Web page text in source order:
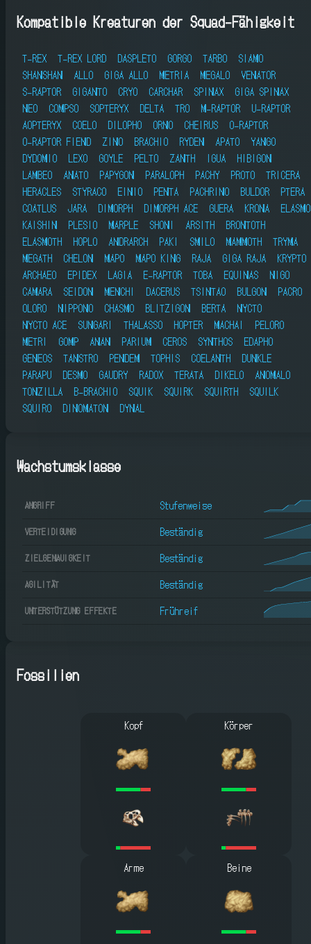
Kompatible Kreaturen der Squad-Fähigkeit
T-REX T-REX LORD DASPLETO GORGO TARBO
SIAMO
SHANSHAN
ALLO GIGA ALLO METRIA MEGALO
VENATOR
S-RAPTOR
GIGANTO CRYO CARCHAR SPINAX
GIGA SPINAX
NEO
COMPSO SOPTERYX DELTA TRO M-RAPTOR
U-RAPTOR
AOPTERYX
COELO DILOPHO ORNO CHEIRUS
O-RAPTOR
O-RAPTOR FIEND
ZINO BRACHIO RYDEN APATO
YANGO
DYDOMIO
LEXO GOYLE PELTO ZANTH IGUA
HIBIGON
LAMBEO
ANATO PAPYGON PARALOPH PACHY PROTO
TRICERA
HERACLES
STYRACO EINIO PENTA PACHRINO BULDOR
PTERA
COATLUS
JARA DIMORPH DIMORPH ACE GUERA KRONA
ELASMO
KAISHIN
PLESIO MARPLE SHONI ARSITH
BRONTOTH
ELASMOTH
HOPLO ANDRARCH PAKI SMILO MAMMOTH
TRYMA
MEGATH
CHELON MAPO MAPO KING RAJA GIGA RAJA
KRYPTO
ARCHAEO
EPIDEX LAGIA E-RAPTOR TOBA EQUINAS
NIGO
CAMARA
SEIDON MENCHI DACERUS TSINTAO BULGON
PACRO
OLORO
NIPPONO CHASMO BLITZIGON BERTA
NYCTO
NYCTO ACE
SUNGARI THALASSO HOPTER MACHAI
PELORO
METRI
GOMP ANAN PARIUM CEROS SYNTHOS
EDAPHO
GENEOS
TANSTRO PENDEM TOPHIS COELANTH
DUNKLE
PARAPU
DESMO GAUDRY RADOX TERATA DIKELO
ANOMALO
TONZILLA
B-BRACHIO SQUIK SQUIRK SQUIRTH
SQUILK
SQUIRO
DINOMATON DYNAL
Wachstumsklasse
ANGRIFF Stufenweise
VERTEIDIGUNG Beständig
ZIELGENAUIGKEIT Beständig
AGILITÄT Beständig
UNTERSTÜTZUNG EFFEKTE Frühreif
Fossilien
Kopf Körper
Arme Beine